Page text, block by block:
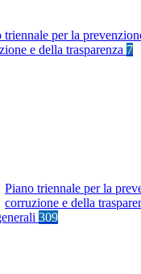
triennale per la
e della trasparenza 7
Piano triennale per la
corruzione e della
309